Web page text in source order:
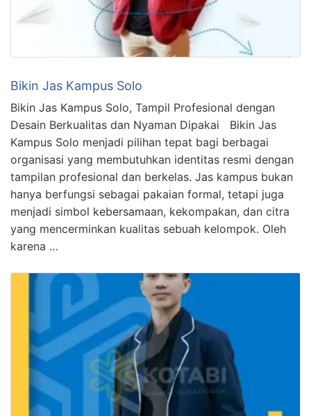
Bikin Jas Kampus Solo
Bikin Jas Kampus Solo, Tampil Profesional dengan
Desain Berkualitas dan Nyaman Dipakai Bikin Jas
Kampus Solo menjadi pilihan tepat bagi berbagai
organisasi yang membutuhkan identitas resmi dengan
tampilan profesional dan berkelas. Jas kampus bukan
hanya berfungsi sebagai pakaian formal, tetapi juga
menjadi simbol kebersamaan, kekompakan, dan citra
yang mencerminkan kualitas sebuah kelompok. Oleh
karena …